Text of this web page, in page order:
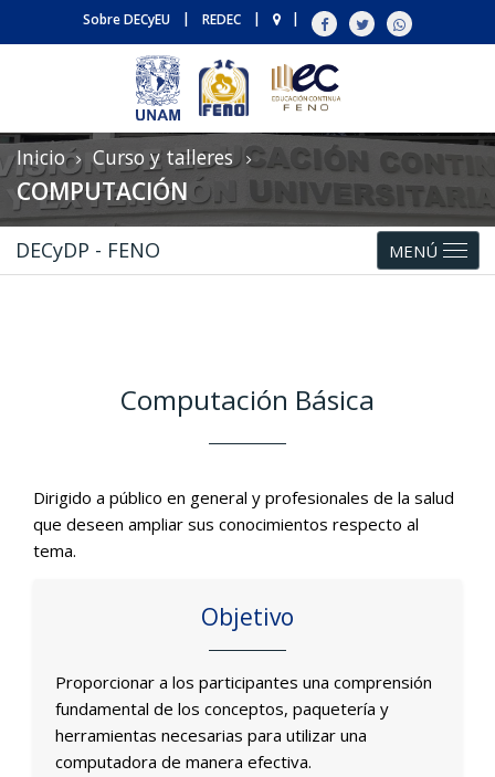
Sobre DECyEU | REDEC | |
Inicio Curso y talleres
COMPUTACIÓN
DECyDP - FENO MENÚ
Computación Básica
Dirigido a público en general y profesionales de la salud
que deseen ampliar sus conocimientos respecto al
tema.
Objetivo
Proporcionar a los participantes una comprensión
fundamental de los conceptos, paquetería y
herramientas necesarias para utilizar una
computadora de manera efectiva.